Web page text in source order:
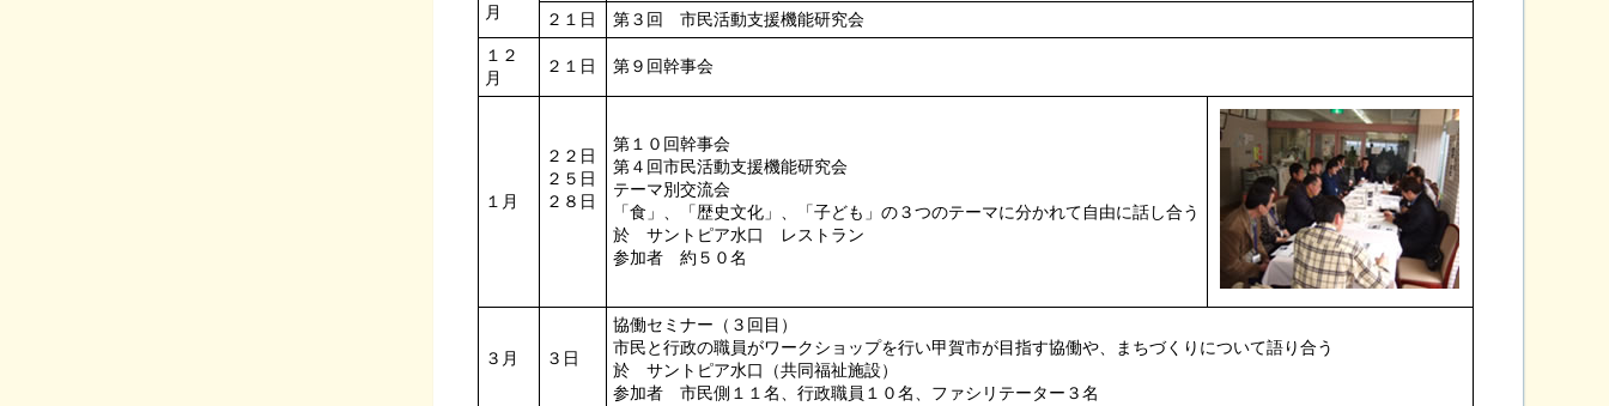
月
２１日
第３回 市民活動支援機能研究会
１２
月
２１日 第９回幹事会
１月
２２日
２５日
２８日
第１０回幹事会
第４回市民活動支援機能研究会
テーマ別交流会
「食」、「歴史文化」、「子ども」の３つのテーマに分かれて自由に話し合う
於 サントピア水口 レストラン
参加者 約５０名
３月 ３日
協働セミナー（３回目）
市民と行政の職員がワークショップを行い甲賀市が目指す協働や、まちづくりについて語り合う
於 サントピア水口（共同福祉施設）
参加者 市民側１１名、行政職員１０名、ファシリテーター３名